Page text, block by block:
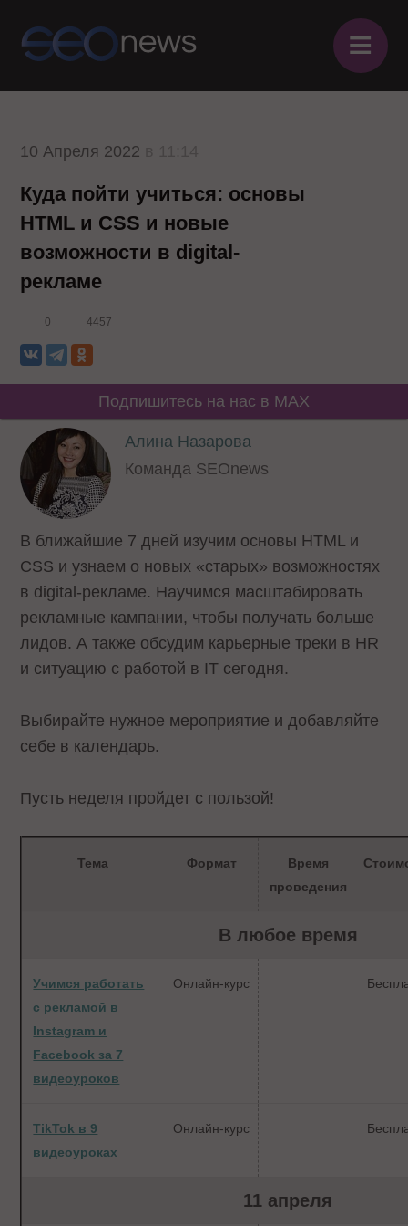
≡
10 Апреля 2022
Куда пойти учиться: основы
HTML и CSS и новые
возможности в digital-
рекламе
0 4457
Подпишитесь на нас в MAX
Алина Назарова
Команда SEOnews
В ближайшие 7 дней изучим основы HTML и
CSS и узнаем о новых «старых» возможностях
в digital-рекламе. Научимся масштабировать
рекламные кампании, чтобы получать больше
лидов. А также обсудим карьерные треки в HR
и ситуацию с работой в IT сегодня.
Выбирайте нужное мероприятие и добавляйте
себе в календарь.
Пусть неделя пройдет с пользой!
Тема Формат
Время
проведения
В любое время
Учимся работать
с рекламой в
Instagram и
Facebook за 7
видеоуроков
Онлайн-курс
TikTok в 9
видеоуроках
Онлайн-курс
11 апреля